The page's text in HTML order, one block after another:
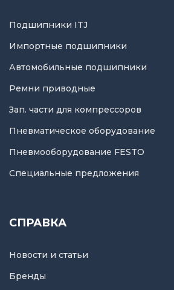
Подшипники ITJ
Импортные подшипники
Автомобильные подшипники
Ремни приводные
Зап. части для компрессоров
Пневматическое оборудование
Пневмооборудование FESTO
Специальные предложения
СПРАВКА
Новости и статьи
Бренды